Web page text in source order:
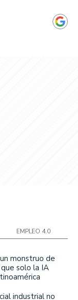
EMPLEO 4.0
monstruo de
solo la IA
industrial no